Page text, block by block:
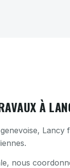
À
Lancy
nous